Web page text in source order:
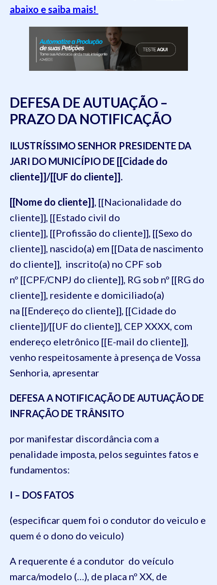
abaixo e saiba mais!
DEFESA DE AUTUAÇÃO –
PRAZO DA NOTIFICAÇÃO
ILUSTRÍSSIMO SENHOR PRESIDENTE DA
JARI DO MUNICÍPIO DE [[Cidade do
cliente]]/[[UF do cliente]].
[[Nome do cliente]] , [[Nacionalidade do
cliente]], [[Estado civil do
cliente]], [[Profissão do cliente]], [[Sexo do
cliente]], nascido(a) em [[Data de nascimento
do cliente]], inscrito(a) no CPF sob
nº [[CPF/CNPJ do cliente]], RG sob nº [[RG do
cliente]], residente e domiciliado(a)
na [[Endereço do cliente]], [[Cidade do
cliente]]/[[UF do cliente]], CEP XXXX, com
endereço eletrônico [[E-mail do cliente]],
venho respeitosamente à presença de Vossa
Senhoria, apresentar
DEFESA A NOTIFICAÇÃO DE AUTUAÇÃO DE
INFRAÇÃO DE TRÂNSITO
por manifestar discordância com a
penalidade imposta, pelos seguintes fatos e
fundamentos:
I – DOS FATOS
(especificar quem foi o condutor do veiculo e
quem é o dono do veiculo)
A requerente é a condutor do veículo
marca/modelo (…), de placa nº XX, de